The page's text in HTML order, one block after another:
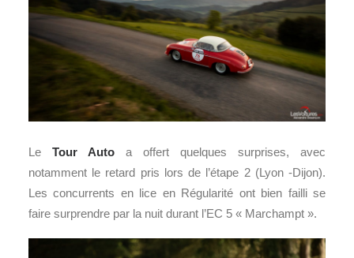
Le Tour Auto a offert quelques surprises, avec
notamment le retard pris lors de l’étape 2 (Lyon -Dijon).
Les concurrents en lice en Régularité ont bien failli se
faire surprendre par la nuit durant l’EC 5 « Marchampt ».